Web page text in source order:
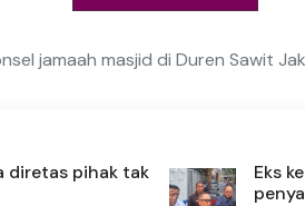
jamaah masjid di Duren Sawit
diretas pihak tak
Eks